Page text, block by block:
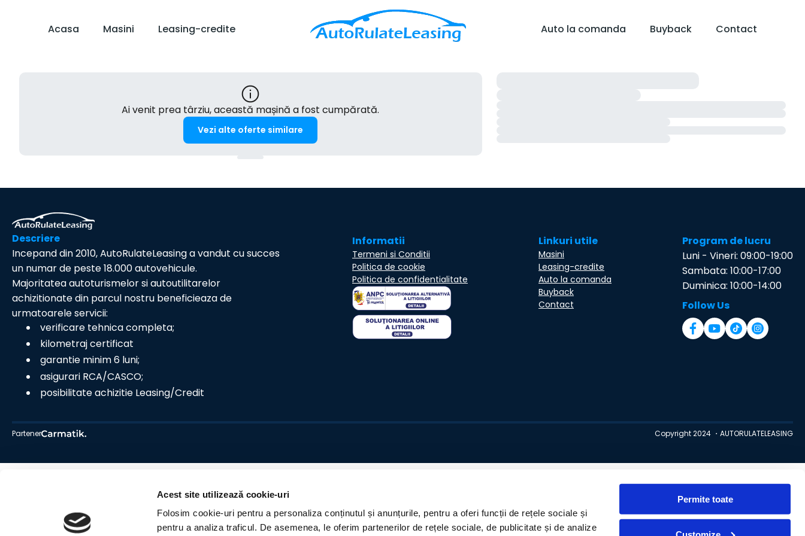
Acest site utilizează cookie-uri
Folosim cookie-uri pentru a personaliza conținutul și anunțurile, pentru a oferi funcții de rețele sociale și
pentru a analiza traficul. De asemenea, le oferim partenerilor de rețele sociale, de publicitate și de analize
Permite toate
Acasa Masini Leasing-credite Auto la comanda Buyback Contact
Ai venit prea târziu, această mașină a fost cumpărată.
Vezi alte oferte similare
Descriere
Incepand din 2010, AutoRulateLeasing a vandut cu succes
un numar de peste 18.000 autovehicule.
Majoritatea autoturismelor si autoutilitarelor
achizitionate din parcul nostru beneficieaza de
urmatoarele servicii:
verificare tehnica completa;
kilometraj certificat
garantie minim 6 luni;
asigurari RCA/CASCO;
posibilitate achizitie Leasing/Credit
Informatii
Termeni si Conditii
Politica de cookie
Politica de confidentialitate
Linkuri utile
Masini
Leasing-credite
Auto la comanda
Buyback
Contact
Program de lucru
Luni - Vineri: 09:00-19:00
Sambata: 10:00-17:00
Duminica: 10:00-14:00
Follow Us
Partener Copyright 2024 ・AUTORULATELEASING